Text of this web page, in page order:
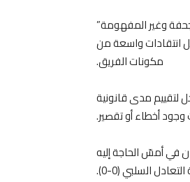
“المجحفة وغير المفهومة”
انتقادات واسعة من
مكونات الفريق.
لتقييم مدى قانونية
وجود أخطاء أو تقصير.
في أمسّ الحاجة إليه
السلبي (0-0).